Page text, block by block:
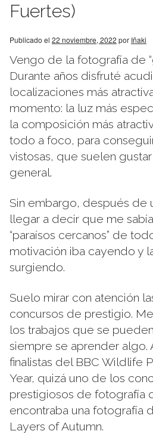
Fuertes)
Publicado el 22 noviembre, 2022 por Iñaki
Vengo de la fotografía de
Durante años disfruté
localizaciones más
momento: la luz más
la composición más
todo a foco, para
vistosas, que suelen
general.
Sin embargo, después de
llegar a decir que me
“paraísos cercanos” de
motivación iba cayendo y
surgiendo.
Suelo mirar con atención
concursos de prestigio.
los trabajos que se
siempre se aprender algo.
finalistas del BBC Wildlife
Year, quizá uno de los
prestigiosos de fotografía
encontraba una fotografía
Layers of Autumn.